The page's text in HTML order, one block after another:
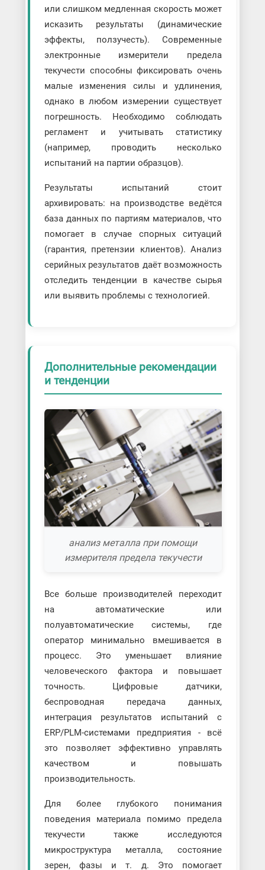
или слишком медленная скорость может
исказить результаты (динамические
эффекты, ползучесть). Современные
электронные измерители предела
текучести способны фиксировать очень
малые изменения силы и удлинения,
однако в любом измерении существует
погрешность. Необходимо соблюдать
регламент и учитывать статистику
(например, проводить несколько
испытаний на партии образцов).
Результаты испытаний стоит
архивировать: на производстве ведётся
база данных по партиям материалов, что
помогает в случае спорных ситуаций
(гарантия, претензии клиентов). Анализ
серийных результатов даёт возможность
отследить тенденции в качестве сырья
или выявить проблемы с технологией.
Дополнительные рекомендации
и тенденции
анализ металла при помощи
измерителя предела текучести
Все больше производителей переходит
на автоматические или
полуавтоматические системы, где
оператор минимально вмешивается в
процесс. Это уменьшает влияние
человеческого фактора и повышает
точность. Цифровые датчики,
беспроводная передача данных,
интеграция результатов испытаний с
ERP/PLM-системами предприятия - всё
это позволяет эффективно управлять
качеством и повышать
производительность.
Для более глубокого понимания
поведения материала помимо предела
текучести также исследуются
микроструктура металла, состояние
зерен, фазы и т. д. Это помогает